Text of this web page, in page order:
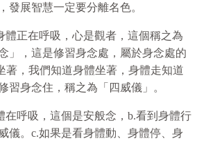
發展智慧一定要分離名色。
體正在呼吸，心是觀者，這個稱之為
」，這是修習身念處，屬於身念處的
著，我們知道身體坐著，身體走知道
習身念住，稱之為「四威儀」。
在呼吸，這個是安般念，b.看到身體行
儀。c.如果是看身體動、身體停、身